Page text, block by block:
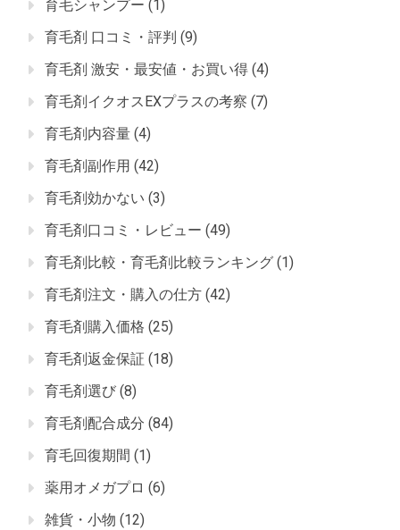
育毛シャンプー (1)
育毛剤 口コミ・評判 (9)
育毛剤 激安・最安値・お買い得 (4)
育毛剤イクオスEXプラスの考察 (7)
育毛剤内容量 (4)
育毛剤副作用 (42)
育毛剤効かない (3)
育毛剤口コミ・レビュー (49)
育毛剤比較・育毛剤比較ランキング (1)
育毛剤注文・購入の仕方 (42)
育毛剤購入価格 (25)
育毛剤返金保証 (18)
育毛剤選び (8)
育毛剤配合成分 (84)
育毛回復期間 (1)
薬用オメガプロ (6)
雑貨・小物 (12)